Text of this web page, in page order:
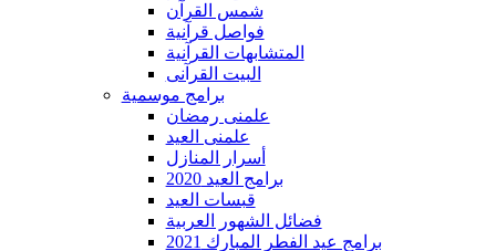
شمس القرآن
فواصل قرآنية
المتشابهات القرآنية
البيت القرآنى
برامج موسمية
علمنى رمضان
علمنى العيد
أسرار المنازل
برامج العيد 2020
قبسات العيد
فضائل الشهور العربية
برامج عيد الفطر المبارك 2021